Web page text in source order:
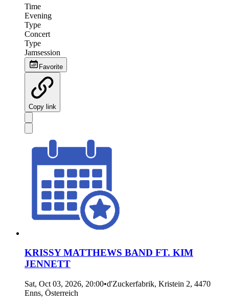
Time
Evening
Type
Concert
Type
Jamsession
Favorite
Copy link
KRISSY MATTHEWS BAND FT. KIM
JENNETT
Sat, Oct 03, 2026, 20:00•d'Zuckerfabrik, Kristein 2, 4470
Enns, Österreich